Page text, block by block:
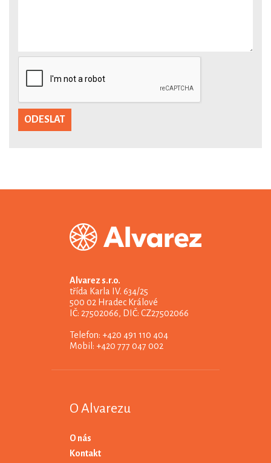
Alvarez s.r.o.
třída Karla IV. 634/25
500 02 Hradec Králové
IČ: 27502066, DIČ: CZ27502066
Telefon: +420 491 110 404
Mobil: +420 777 047 002
O Alvarezu
O nás
Kontakt